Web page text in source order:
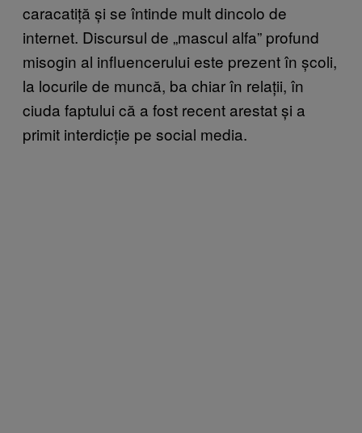
caracatiță și se întinde mult dincolo de
internet. Discursul de „mascul alfa” profund
misogin al influencerului este prezent în școli,
la locurile de muncă, ba chiar în relații, în
ciuda faptului că a fost recent arestat și a
primit interdicție pe social media.